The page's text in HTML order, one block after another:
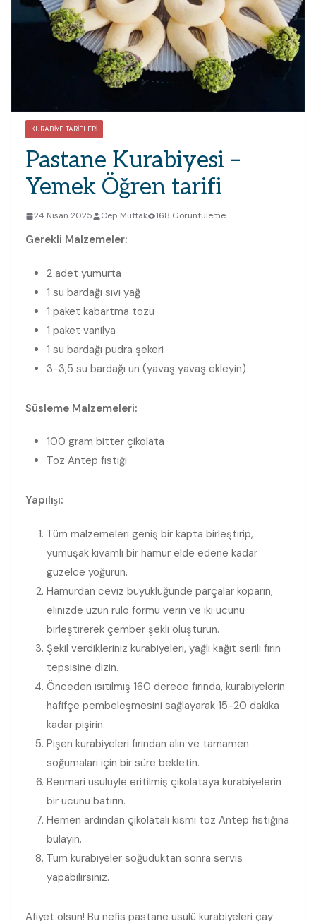
KURABIYE TARIFLERI
Pastane Kurabiyesi –
Yemek Öğren tarifi
24 Nisan 2025 Cep Mutfak 168 Görüntüleme
Gerekli Malzemeler:
2 adet yumurta
1 su bardağı sıvı yağ
1 paket kabartma tozu
1 paket vanilya
1 su bardağı pudra şekeri
3-3,5 su bardağı un (yavaş yavaş ekleyin)
Süsleme Malzemeleri:
100 gram bitter çikolata
Toz Antep fıstığı
Yapılışı:
Tüm malzemeleri geniş bir kapta birleştirip,
yumuşak kıvamlı bir hamur elde edene kadar
güzelce yoğurun.
Hamurdan ceviz büyüklüğünde parçalar koparın,
elinizde uzun rulo formu verin ve iki ucunu
birleştirerek çember şekli oluşturun.
Şekil verdikleriniz kurabiyeleri, yağlı kağıt serili fırın
tepsisine dizin.
Önceden ısıtılmış 160 derece fırında, kurabiyelerin
hafifçe pembeleşmesini sağlayarak 15-20 dakika
kadar pişirin.
Pişen kurabiyeleri fırından alın ve tamamen
soğumaları için bir süre bekletin.
Benmari usulüyle eritilmiş çikolataya kurabiyelerin
bir ucunu batırın.
Hemen ardından çikolatalı kısmı toz Antep fıstığına
bulayın.
Tum kurabiyeler soğuduktan sonra servis
yapabilirsiniz.
Afiyet olsun! Bu nefis pastane usulü kurabiyeleri çay